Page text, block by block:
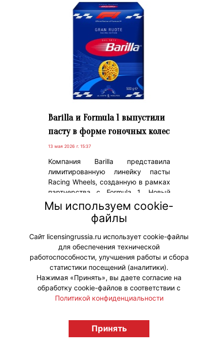
Barilla и Formula 1 выпустили
пасту в форме гоночных колес
13 мая 2026 г. 15:37
Компания Barilla представила
лимитированную линейку пасты
Racing Wheels, созданную в рамках
партнерства с Formula 1. Новый
формат макарон выполнен в виде
колес болидов и стал частью
стратегии по развитию спонсорской
интеграции бренда.
#Коллаборации
licensingrussia.ru, 2009-2026 12+
Мы используем cookie-
файлы
Сайт licensingrussia.ru использует cookie-файлы
для обеспечения технической
работоспособности, улучшения работы и сбора
статистики посещений (аналитики).
Нажимая «Принять», вы даете согласие на
обработку cookie-файлов в соответствии с
Политикой конфиденциальности
Принять